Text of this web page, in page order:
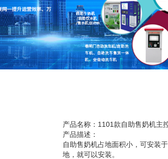
产品名称：1101款自助售奶机主
产品描述：
自助售奶机占地面积小，可安装
地，就可以安装。